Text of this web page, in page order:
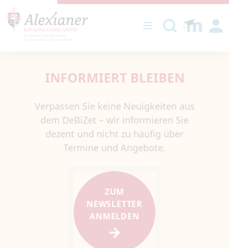
DIREKT ZUM INHALT
INFORMIERT BLEIBEN
Verpassen Sie keine Neuigkeiten aus
dem DeBiZet – wir informieren Sie
dezent und nicht zu häufig über
Termine und Angebote.
ZUM
NEWSLETTER
ANMELDEN